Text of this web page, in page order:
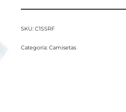
SKU:C1SSRF
Categoría:Camisetas